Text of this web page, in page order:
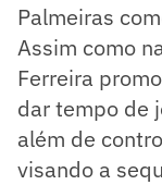
Palmeiras
Assim como
Ferreira
dar tempo de
além de
visando a